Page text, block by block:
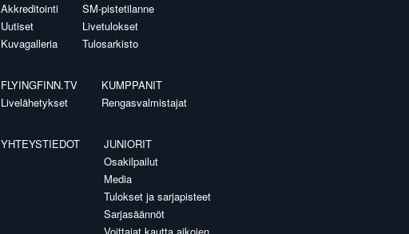
Akkreditointi
Uutiset
Kuvagalleria
SM-pistetilanne
Livetulokset
Tulosarkisto
FLYINGFINN.TV
Livelähetykset
KUMPPANIT
Rengasvalmistajat
YHTEYSTIEDOT
JUNIORIT
Osakilpailut
Media
Tulokset ja sarjapisteet
Sarjasäännöt